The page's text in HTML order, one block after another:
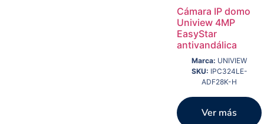
Cámara IP domo
Uniview 4MP
EasyStar
antivandálica
Marca: UNIVIEW
SKU: IPC324LE-
ADF28K-H
Ver más